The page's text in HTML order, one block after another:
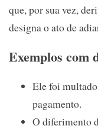
que, por sua vez,
designa o ato de
Exemplos com
Ele foi
pagamento.
O diferimento